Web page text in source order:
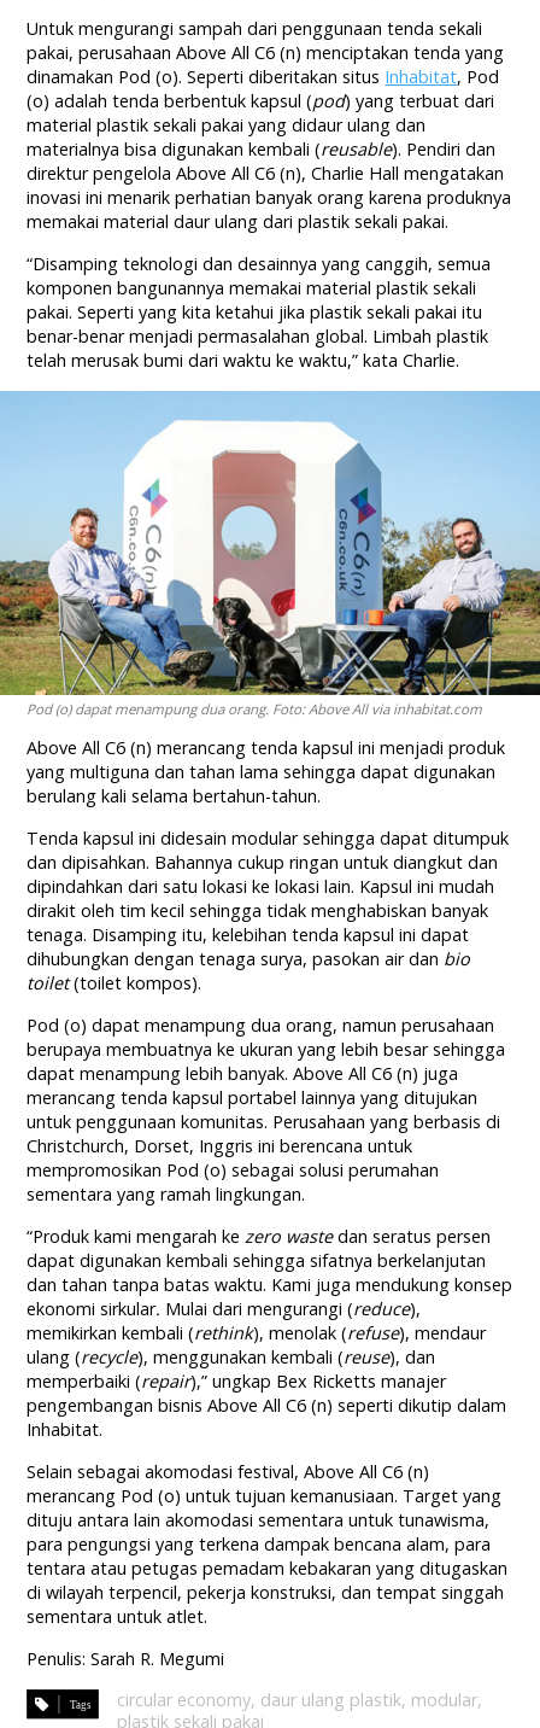
Untuk mengurangi sampah dari penggunaan tenda sekali
pakai, perusahaan Above All C6 (n) menciptakan tenda yang
dinamakan Pod (o). Seperti diberitakan situs Inhabitat, Pod
(o) adalah tenda berbentuk kapsul (pod) yang terbuat dari
material plastik sekali pakai yang didaur ulang dan
materialnya bisa digunakan kembali (reusable). Pendiri dan
direktur pengelola Above All C6 (n), Charlie Hall mengatakan
inovasi ini menarik perhatian banyak orang karena produknya
memakai material daur ulang dari plastik sekali pakai.
“Disamping teknologi dan desainnya yang canggih, semua
komponen bangunannya memakai material plastik sekali
pakai. Seperti yang kita ketahui jika plastik sekali pakai itu
benar-benar menjadi permasalahan global. Limbah plastik
telah merusak bumi dari waktu ke waktu,” kata Charlie.
Pod (o) dapat menampung dua orang. Foto: Above All via inhabitat.com
Above All C6 (n) merancang tenda kapsul ini menjadi produk
yang multiguna dan tahan lama sehingga dapat digunakan
berulang kali selama bertahun-tahun.
Tenda kapsul ini didesain modular sehingga dapat ditumpuk
dan dipisahkan. Bahannya cukup ringan untuk diangkut dan
dipindahkan dari satu lokasi ke lokasi lain. Kapsul ini mudah
dirakit oleh tim kecil sehingga tidak menghabiskan banyak
tenaga. Disamping itu, kelebihan tenda kapsul ini dapat
dihubungkan dengan tenaga surya, pasokan air dan bio
toilet(toilet kompos).
Pod (o) dapat menampung dua orang, namun perusahaan
berupaya membuatnya ke ukuran yang lebih besar sehingga
dapat menampung lebih banyak. Above All C6 (n) juga
merancang tenda kapsul portabel lainnya yang ditujukan
untuk penggunaan komunitas. Perusahaan yang berbasis di
Christchurch, Dorset, Inggris ini berencana untuk
mempromosikan Pod (o) sebagai solusi perumahan
sementara yang ramah lingkungan.
“Produk kami mengarah kezero wastedan seratus persen
dapat digunakan kembali sehingga sifatnya berkelanjutan
dan tahan tanpa batas waktu. Kami juga mendukung konsep
ekonomi sirkular. Mulai dari mengurangi (reduce),
memikirkan kembali (rethink), menolak (refuse), mendaur
ulang (recycle), menggunakan kembali (reuse), dan
memperbaiki (repair),” ungkap Bex Ricketts manajer
pengembangan bisnis Above All C6 (n) seperti dikutip dalam
Inhabitat.
Selain sebagai akomodasi festival, Above All C6 (n)
merancang Pod (o) untuk tujuan kemanusiaan. Target yang
dituju antara lain akomodasi sementara untuk tunawisma,
para pengungsi yang terkena dampak bencana alam, para
tentara atau petugas pemadam kebakaran yang ditugaskan
di wilayah terpencil, pekerja konstruksi, dan tempat singgah
sementara untuk atlet.
Penulis: Sarah R. Megumi
circular economy, daur ulang plastik, modular,
plastik sekali pakai